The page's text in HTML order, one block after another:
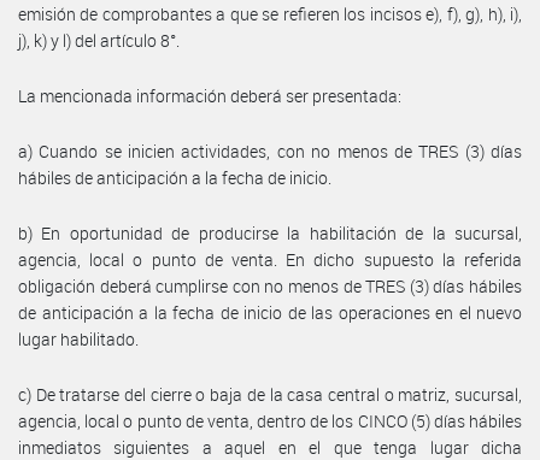
emisión de comprobantes a que se refieren los incisos e), f), g), h), i),
j), k) y l) del artículo 8°.
La mencionada información deberá ser presentada:
a) Cuando se inicien actividades, con no menos de TRES (3) días
hábiles de anticipación a la fecha de inicio.
b) En oportunidad de producirse la habilitación de la sucursal,
agencia, local o punto de venta. En dicho supuesto la referida
obligación deberá cumplirse con no menos de TRES (3) días hábiles
de anticipación a la fecha de inicio de las operaciones en el nuevo
lugar habilitado.
c) De tratarse del cierre o baja de la casa central o matriz, sucursal,
agencia, local o punto de venta, dentro de los CINCO (5) días hábiles
inmediatos siguientes a aquel en el que tenga lugar dicha